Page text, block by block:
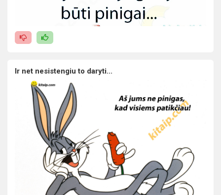
Ir net nesistengiu to daryti...